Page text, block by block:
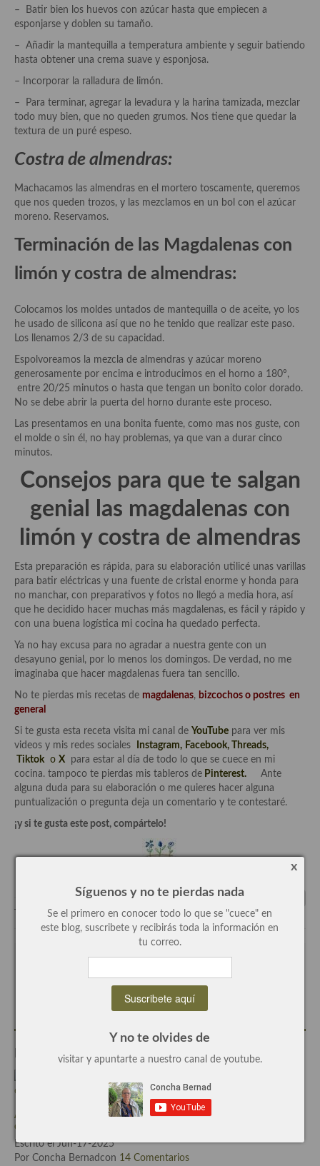
Bocadillos, hamburguesas, sándwich, emparedados, tostas y
Entrantes y primeros platos
Entrantes
Gazpachos, salmorejos, sopas y cremas frías
Pasta
Arroces Y fideuás
Legumbres y cereales
Huevos
Plato principal
Aves
Carne
Postres y dulces
Postres con frutas
Quesos, recetas
Salazones y encurtidos
Recetas Especiales
Recetas maridadas con los mejores AOVES
Recetas de fiesta, Navidad y días señalados
Cocinas del mundo
Cocina Americana
Cocina Argentina
Cocina Cajún y Creole
Cocina Venezolana
Cocina de Estados Unidos
Cocina de Guatemala
Cocina de Nicaragua
Cocina Ecuatoriana
– Batir bien los huevos con azúcar hasta que empiecen a
esponjarse y doblen su tamaño.
– Añadir la mantequilla a temperatura ambiente y seguir batiendo
hasta obtener una crema suave y esponjosa.
– Incorporar la ralladura de limón.
– Para terminar, agregar la levadura y la harina tamizada, mezclar
todo muy bien, que no queden grumos. Nos tiene que quedar la
textura de un puré espeso.
Costra de almendras:
Machacamos las almendras en el mortero toscamente, queremos
que nos queden trozos, y las mezclamos en un bol con el azúcar
moreno. Reservamos.
Terminación de las Magdalenas con
limón y costra de almendras:
Colocamos los moldes untados de mantequilla o de aceite, yo los
he usado de silicona así que no he tenido que realizar este paso.
Los llenamos 2/3 de su capacidad.
Espolvoreamos la mezcla de almendras y azúcar moreno
generosamente por encima e introducimos en el horno a 180º,
entre 20/25 minutos o hasta que tengan un bonito color dorado.
No se debe abrir la puerta del horno durante este proceso.
Las presentamos en una bonita fuente, como mas nos guste, con
el molde o sin él, no hay problemas, ya que van a durar cinco
minutos.
Consejos para que te salgan
genial las magdalenas con
limón y costra de almendras
Esta preparación es rápida, para su elaboración utilicé unas varillas
para batir eléctricas y una fuente de cristal enorme y honda para
no manchar, con preparativos y fotos no llegó a media hora, así
que he decidido hacer muchas más magdalenas, es fácil y rápido y
con una buena logística mi cocina ha quedado perfecta.
Ya no hay excusa para no agradar a nuestra gente con un
desayuno genial, por lo menos los domingos. De verdad, no me
imaginaba que hacer magdalenas fuera tan sencillo.
No te pierdas mis recetas de magdalenas, bizcochos o postres en
general
Si te gusta esta receta visita mi canal de YouTube para ver mis
videos y mis redes sociales
Instagram, Facebook,
Threads,
Tiktoko X
para estar al día de todo lo que se cuece en mi
cocina. tampoco te pierdas mis tableros de Pinterest.
Ante
alguna duda para su elaboración o me quieres hacer alguna
puntualización o pregunta deja un comentario y te contestaré.
¡y si te gusta este post, compártelo!
almendra,costra,limon,magdalena,paso a paso ,receta
Periodista, blogger y cocinera de este blog.
Entradas Relacionadas
Aceitunas Gordal rellenas de crema de morcilla, un aperitivo
espectacular
Escrito el Jun-17-2025
Por Concha Bernadcon 14 Comentarios
x
Síguenos y no te pierdas nada
Se el primero en conocer todo lo que se "cuece" en
este blog, suscribete y recibirás toda la información en
tu correo.
Y no te olvides de
visitar y apuntarte a nuestro canal de youtube.